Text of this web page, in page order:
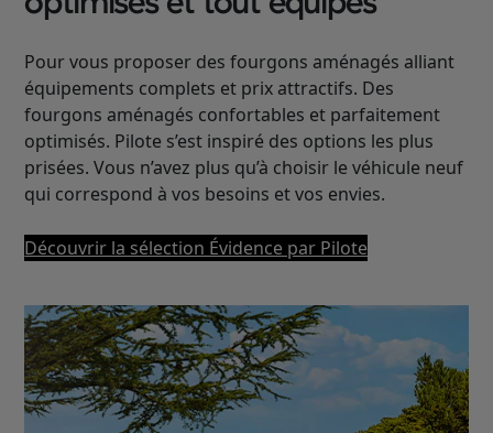
Pour vous proposer des fourgons aménagés alliant
équipements complets et prix attractifs. Des
fourgons aménagés confortables et parfaitement
optimisés. Pilote s’est inspiré des options les plus
prisées. Vous n’avez plus qu’à choisir le véhicule neuf
qui correspond à vos besoins et vos envies.
Découvrir la sélection Évidence par Pilote